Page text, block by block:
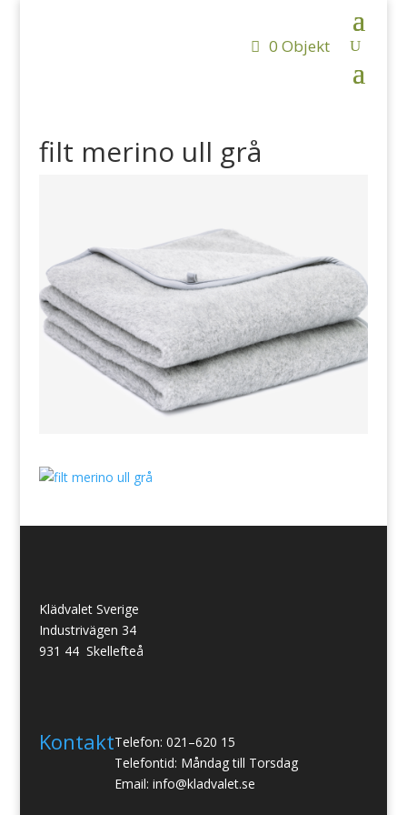
0 Objekt
filt merino ull grå
Klädvalet Sverige
Industrivägen 34
931 44 Skellefteå
KontaktTelefon: 021–620 15
Telefontid: Måndag till Torsdag
Email: info@kladvalet.se